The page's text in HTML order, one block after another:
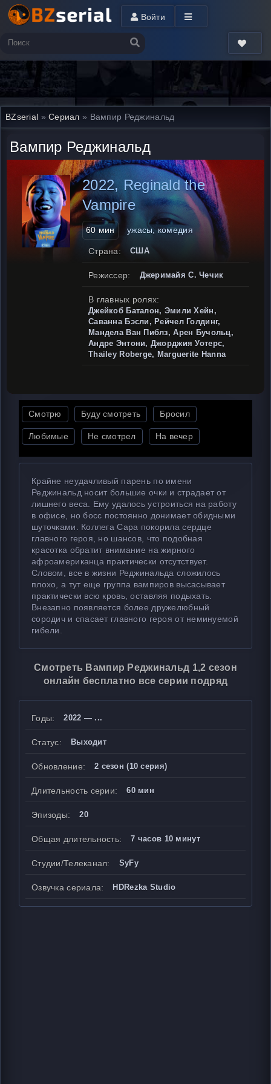
Войти
BZserial »Сериал » Вампир Реджинальд
Вампир Реджинальд
2022, Reginald the
Vampire
60 мин ужасы, комедия
Страна: США
Режиссер: Джеримайя С. Чечик
В главных ролях:
Джейкоб Баталон, Эмили Хейн,
Саванна Бэсли, Рейчел Голдинг,
Мандела Ван Пиблз, Арен Бучольц,
Андре Энтони, Джорджия Уотерс,
Thailey Roberge, Marguerite Hanna
Смотрю Буду смотреть Бросил
Любимые Не смотрел На вечер
Крайне неудачливый парень по имени
Реджинальд носит большие очки и страдает от
лишнего веса. Ему удалось устроиться на работу
в офисе, но босс постоянно донимает обидными
шуточками. Коллега Сара покорила сердце
главного героя, но шансов, что подобная
красотка обратит внимание на жирного
афроамериканца практически отсутствует.
Словом, все в жизни Реджинальда сложилось
плохо, а тут еще группа вампиров высасывает
практически всю кровь, оставляя подыхать.
Внезапно появляется более дружелюбный
сородич и спасает главного героя от неминуемой
гибели.
Смотреть Вампир Реджинальд 1,2 сезон
онлайн бесплатно все серии подряд
Годы: 2022 — ...
Статус: Выходит
Обновление: 2 сезон (10 серия)
Длительность серии: 60 мин
Эпизоды: 20
Общая длительность: 7 часов 10 минут
Студии/Телеканал: SyFy
Озвучка сериала: HDRezka Studio